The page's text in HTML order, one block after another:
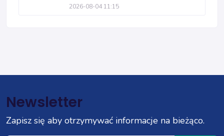
2026-08-04 11:15
Newsletter
Zapisz się aby otrzymywać informacje na bieżąco.